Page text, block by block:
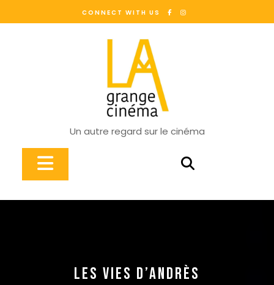
CONNECT WITH US
Un autre regard sur le cinéma
Open
LES VIES D’ANDRÈS